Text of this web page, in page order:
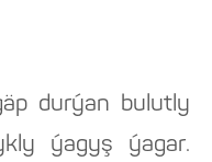
durýan bulutly
ýagyş ýagar.